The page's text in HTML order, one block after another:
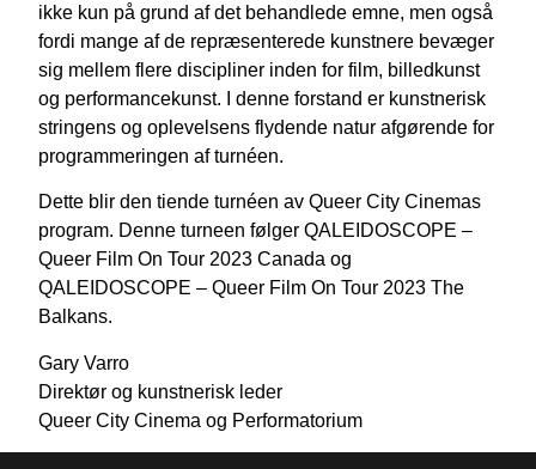
ikke kun på grund af det behandlede emne, men også
fordi mange af de repræsenterede kunstnere bevæger
sig mellem flere discipliner inden for film, billedkunst
og performancekunst. I denne forstand er kunstnerisk
stringens og oplevelsens flydende natur afgørende for
programmeringen af turnéen.
Dette blir den tiende turnéen av Queer City Cinemas
program. Denne turneen følger QALEIDOSCOPE –
Queer Film On Tour 2023 Canada og
QALEIDOSCOPE – Queer Film On Tour 2023 The
Balkans.
Gary Varro
Direktør og kunstnerisk leder
Queer City Cinema og Performatorium